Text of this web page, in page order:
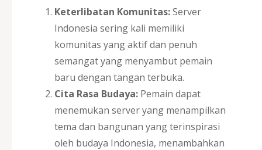
Keterlibatan Komunitas:Server
Indonesia sering kali memiliki
komunitas yang aktif dan penuh
semangat yang menyambut pemain
baru dengan tangan terbuka.
Cita Rasa Budaya: Pemain dapat
menemukan server yang menampilkan
tema dan bangunan yang terinspirasi
oleh budaya Indonesia, menambahkan